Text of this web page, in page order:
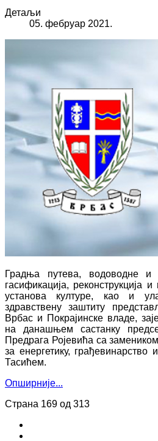
Детаљи
05. фебруар 2021.
Градња путева, водоводне и
гасификација, реконструкција
установа културе, као и
здравствену заштиту
Врбас и Покрајинске владе,
на данашњем састанку
Предрага Ројевића са
за енергетику,
Тасићем.
Опширније...
Страна 169 од 313